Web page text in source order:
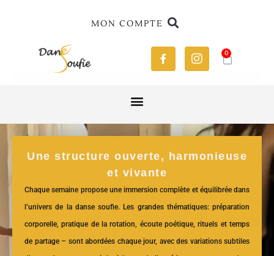
MON COMPTE
0
Une structure ouverte, harmonieuse
et vivante
Chaque semaine propose une immersion complète et équilibrée dans
l’univers de la danse soufie. Les grandes thématiques: préparation
corporelle, pratique de la rotation, écoute poétique, rituels et temps
de partage – sont abordées chaque jour, avec des variations subtiles